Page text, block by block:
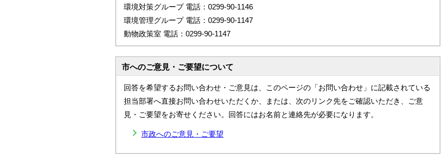
環境対策グループ 電話：0299-90-1146
環境管理グループ 電話：0299-90-1147
動物政策室 電話：0299-90-1147
市へのご意見・ご要望について
回答を希望するお問い合わせ・ご意見は、このページの「お問い合わせ」に記載されている
担当部署へ直接お問い合わせいただくか、または、次のリンク先をご確認いただき、ご意
見・ご要望をお寄せください。回答にはお名前と連絡先が必要になります。
市政へのご意見・ご要望